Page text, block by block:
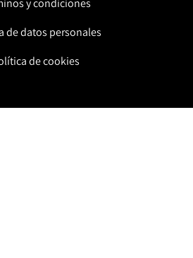
de datos personales
de cookies